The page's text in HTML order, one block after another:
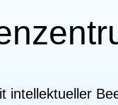
intellektueller